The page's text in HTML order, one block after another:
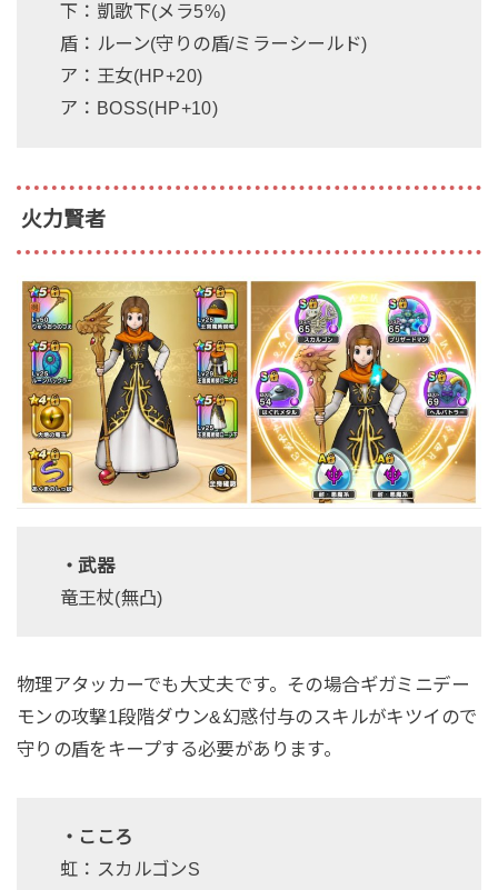
下：凱歌下(メラ5%)
盾：ルーン(守りの盾/ミラーシールド)
ア：王女(HP+20)
ア：BOSS(HP+10)
火力賢者
・武器
竜王杖(無凸)
物理アタッカーでも大丈夫です。その場合ギガミニデー
モンの攻撃1段階ダウン&幻惑付与のスキルがキツイので
守りの盾をキープする必要があります。
・こころ
虹：スカルゴンS